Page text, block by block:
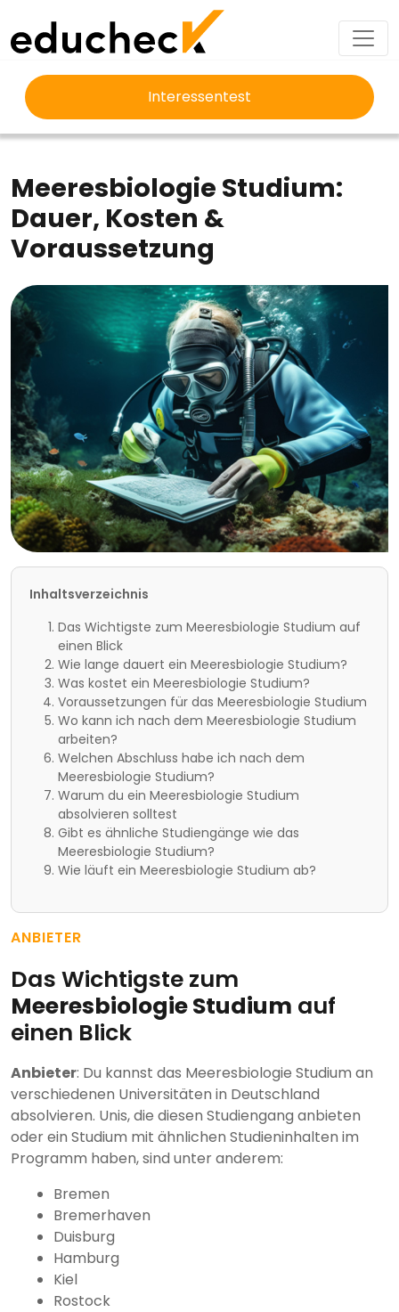
Interessentest
EDUCHECK
STUDIUM
MEERESBIOLOGIE STUDIUM
Meeresbiologie Studium:
Dauer, Kosten &
Voraussetzung
Inhaltsverzeichnis
Das Wichtigste zum Meeresbiologie Studium auf
einen Blick
Wie lange dauert ein Meeresbiologie Studium?
Was kostet ein Meeresbiologie Studium?
Voraussetzungen für das Meeresbiologie Studium
Wo kann ich nach dem Meeresbiologie Studium
arbeiten?
Welchen Abschluss habe ich nach dem
Meeresbiologie Studium?
Warum du ein Meeresbiologie Studium
absolvieren solltest
Gibt es ähnliche Studiengänge wie das
Meeresbiologie Studium?
Wie läuft ein Meeresbiologie Studium ab?
ANBIETER
Das Wichtigste zum
Meeresbiologie Studium auf
einen Blick
Anbieter: Du kannst das Meeresbiologie Studium an
verschiedenen Universitäten in Deutschland
absolvieren. Unis, die diesen Studiengang anbieten
oder ein Studium mit ähnlichen Studieninhalten im
Programm haben, sind unter anderem:
Bremen
Bremerhaven
Duisburg
Hamburg
Kiel
Rostock